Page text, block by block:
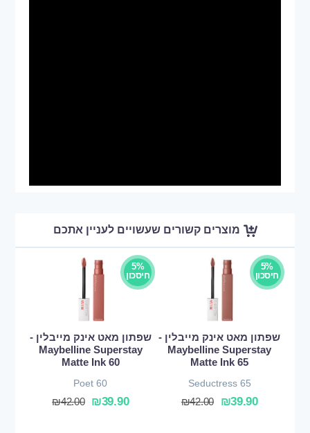
מוצרים קשורים שעשויים לעניין אתכם
5%
חיסכון
שפתון מאט אינק מייבלין -
Maybelline Superstay
Matte Ink 65
Seductress 65
₪39.90
₪42.00
5%
חיסכון
שפתון מאט אינק מייבלין -
Maybelline Superstay
Matte Ink 60
Poet 60
₪39.90
₪42.00